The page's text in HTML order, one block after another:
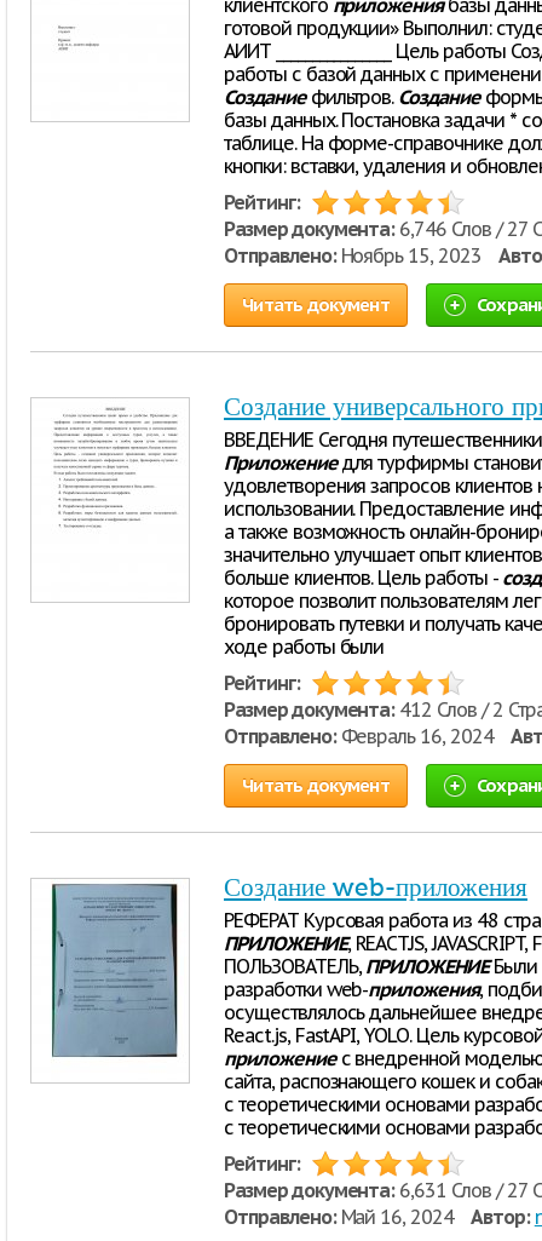
клиентского приложениябазы
готовой продукции» Выполнил:
АИИТ ________________ Цель работы
работы с базой данных с
Созданиефильтров. Созданиеформы
базы данных. Постановка задачи *
таблице. На форме-справочнике
кнопки: вставки, удаления и
Рейтинг:
Размер документа:6,746 Слов / 27
Отправлено:Ноябрь 15, 2023
Читать документ
Создание универсального
ВВЕДЕНИЕ Сегодня
Приложениедля турфирмы
удовлетворения запросов
использовании. Предоставление
а также возможность онлайн-
значительно улучшает опыт
больше клиентов. Цель работы -
которое позволит пользователям
бронировать путевки и получать
ходе работы были
Рейтинг:
Размер документа:412 Слов / 2
Отправлено:Февраль 16, 2024
Читать документ
Создание web-приложения
РЕФЕРАТ Курсовая работа из 48
ПРИЛОЖЕНИЕ, REACT.JS,
ПОЛЬЗОВАТЕЛЬ,ПРИЛОЖЕНИЕБыли
разработки web-приложения,
осуществлялось дальнейшее
React.js, FastAPI, YOLO. Цель
приложениес внедренной
сайта, распознающего кошек и
с теоретическими основами
с теоретическими основами
Рейтинг:
Размер документа:6,631 Слов / 27
Отправлено:Май 16, 2024 Автор: